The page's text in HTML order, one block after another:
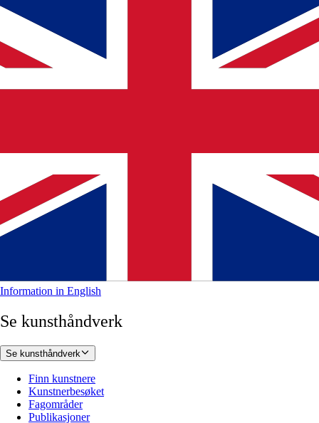
Information in English
Se kunsthåndverk
Se kunsthåndverk
Finn kunstnere
Kunstnerbesøket
Fagområder
Publikasjoner